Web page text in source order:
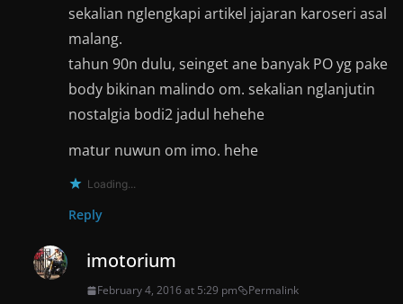
sekalian nglengkapi artikel jajaran karoseri asal
malang.
tahun 90n dulu, seinget ane banyak PO yg pake
body bikinan malindo om. sekalian nglanjutin
nostalgia bodi2 jadul hehehe
matur nuwun om imo. hehe
Loading...
Reply
imotorium
February 4, 2016 at 5:29 pm Permalink